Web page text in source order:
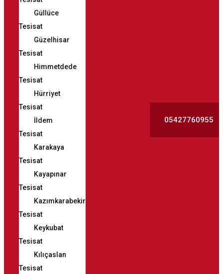
Güllüce
Tesisat
Güzelhisar
Tesisat
Himmetdede
Tesisat
Hürriyet
Tesisat
İldem
Tesisat
Karakaya
Tesisat
Kayapınar
Tesisat
Kazımkarabekir
Tesisat
Keykubat
Tesisat
Kılıçaslan
Tesisat
05427760955